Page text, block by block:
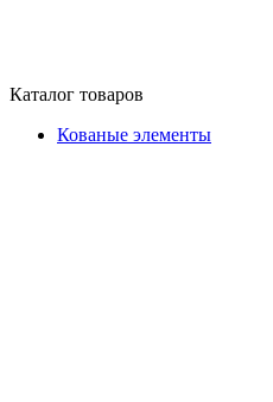
Каталог товаров
Кованые элементы